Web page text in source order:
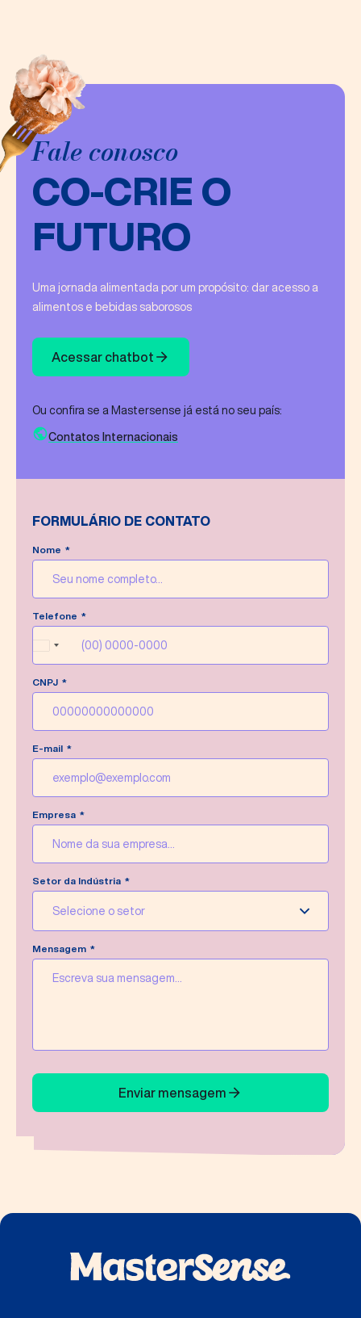
Fale conosco
CO-CRIE O
FUTURO
Uma jornada alimentada por um propósito​: dar acesso a
alimentos e bebidas saborosos
Acessar chatbot
Ou confira se a Mastersense já está no seu país:
Contatos Internacionais
FORMULÁRIO DE CONTATO
Nome
Telefone
Brazil
CNPJ
E-mail
Empresa
Setor da Indústria
Selecione o setor
Mensagem
Enviar mensagem
Mensagem enviada com sucesso!
Faremos o possível para responder sua
Escrever nova mensagem